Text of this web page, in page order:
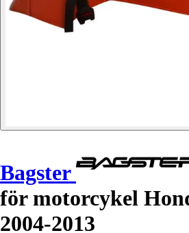
Bagster
för motorcykel
2004-2013